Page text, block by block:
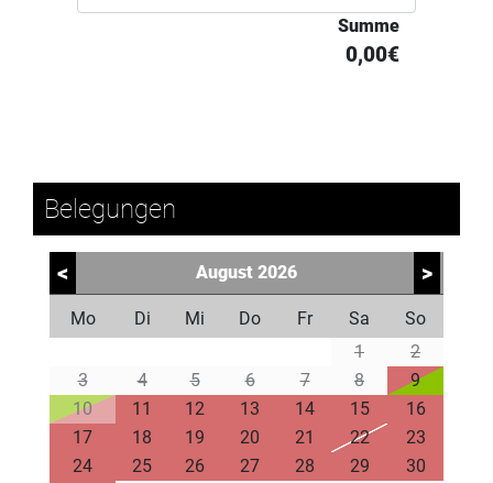
Summe
0,00€
Belegungen
< August 2026
Mo Di Mi Do Fr Sa
So
1
2
3
4 5 6 7 8
9
10
11 12 13 14 15
16
17
18 19 20 21 22
23
24
25 26 27 28 29
30
>